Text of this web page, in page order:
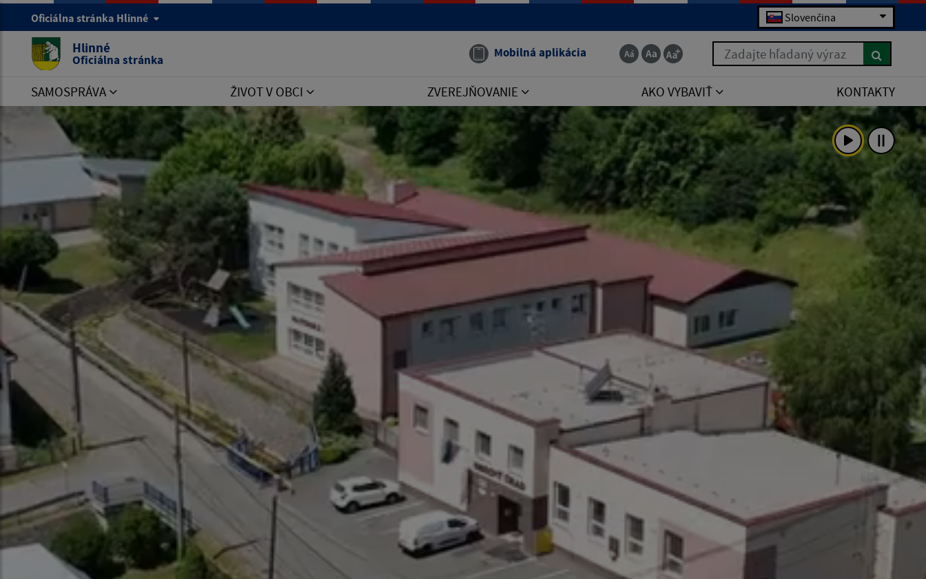
Oficiálna stránka Hlinné Slovenčina
Hlinné
Oficiálna stránka Mobilná aplikácia Zadajte hľadaný výraz
SAMOSPRÁVA ŽIVOT V OBCI ZVEREJŇOVANIE AKO VYBAVIŤ KONTAKTY